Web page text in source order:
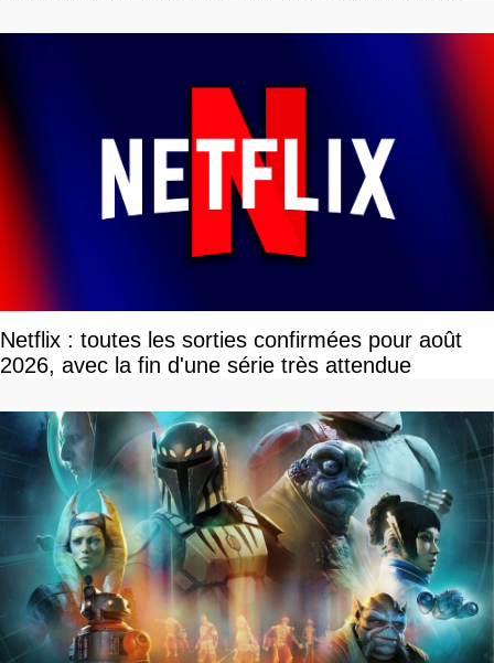
Netflix : toutes les sorties confirmées pour août
2026, avec la fin d'une série très attendue